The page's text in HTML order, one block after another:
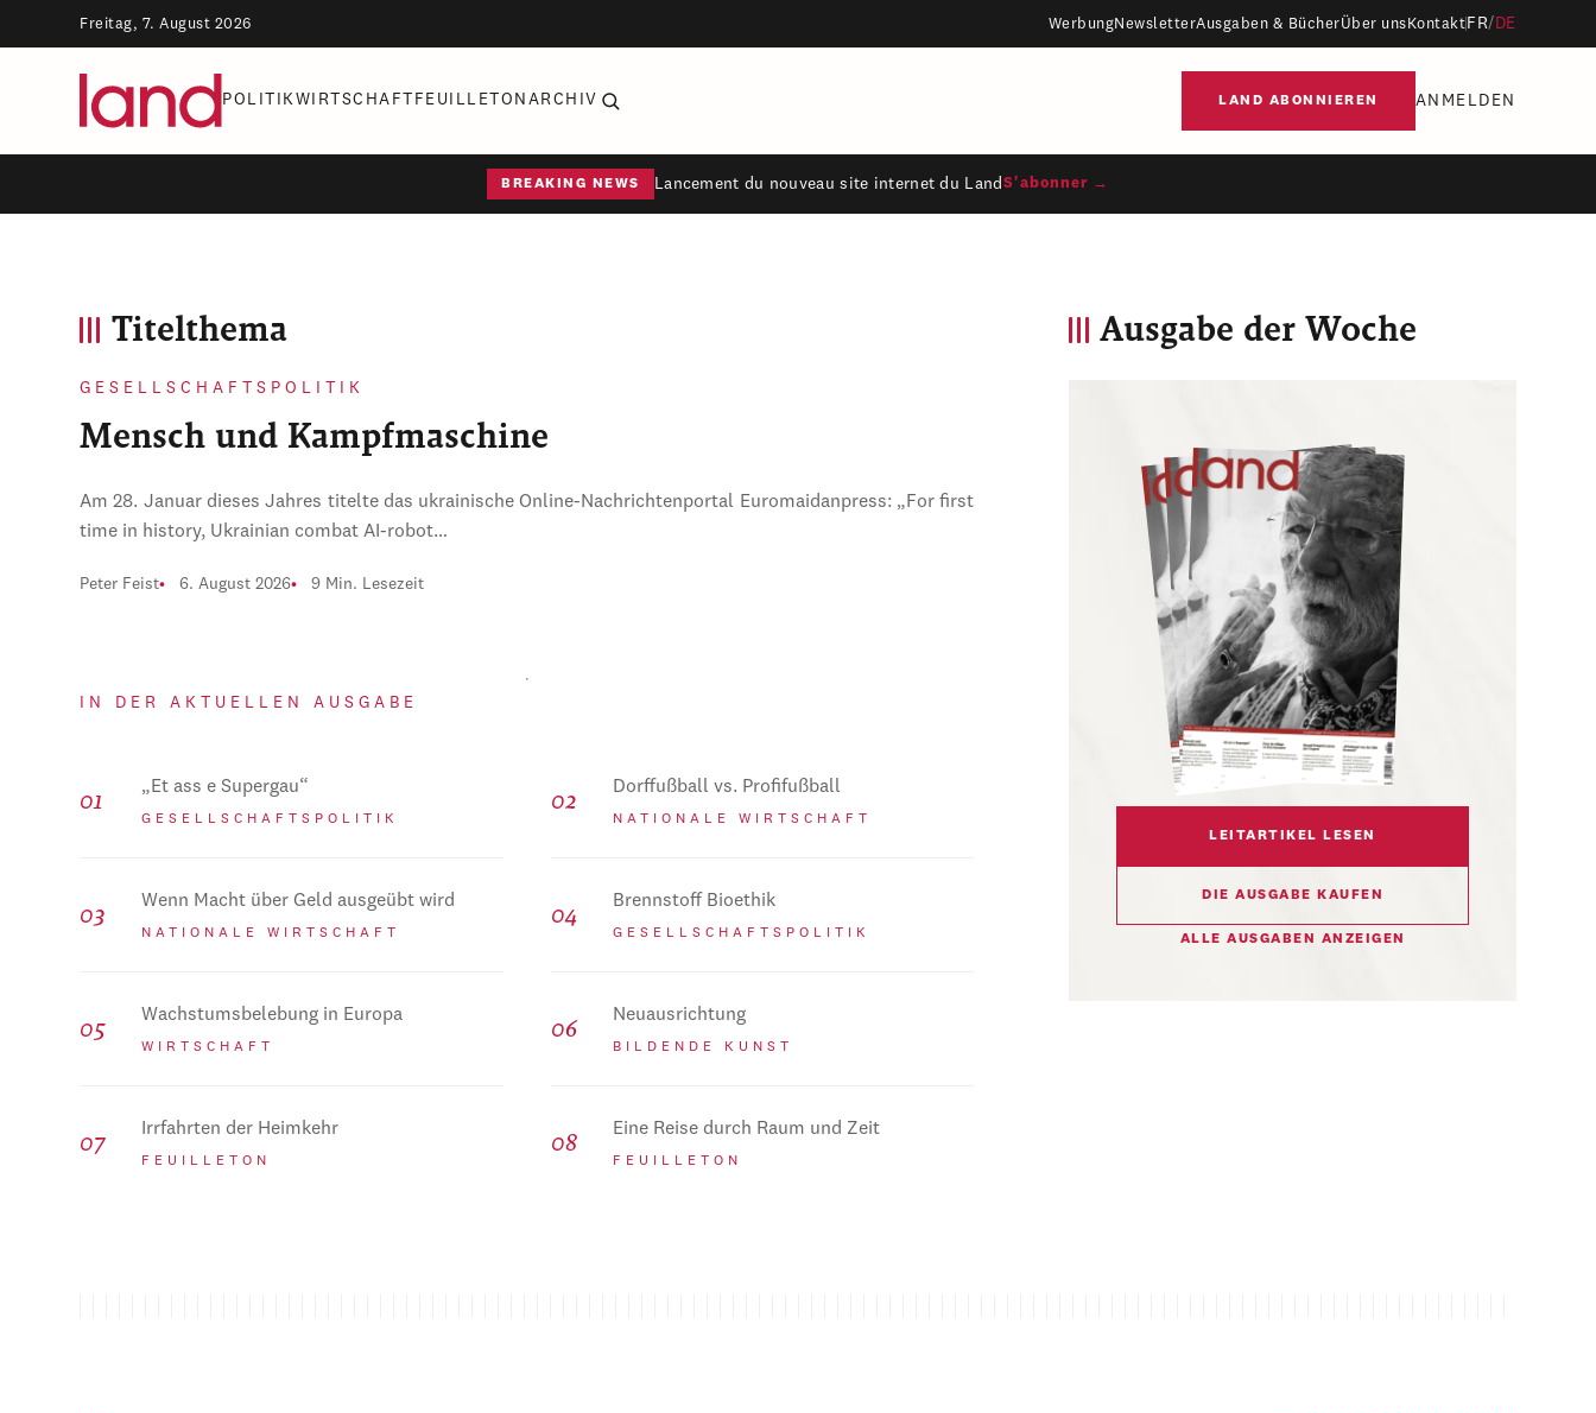
Freitag, 7. August 2026 WerbungNewsletterAusgaben & BücherÜber uns Kontakt FR/ DE
POLITIKWIRTSCHAFT FEUILLETON ARCHIV LAND ABONNIEREN ANMELDEN
BREAKING NEWS Lancement du nouveau site internet du Land S'abonner →
Titelthema
GESELLSCHAFTSPOLITIK
Mensch und Kampfmaschine
Am 28. Januar dieses Jahres titelte das ukrainische Online-Nachrichtenportal Euromaidanpress: „For first
time in history, Ukrainian combat AI-robot…
Peter Feist 6. August 2026 9 Min. Lesezeit
IN DER AKTUELLEN AUSGABE
„Et ass e Supergau“
GESELLSCHAFTSPOLITIK
Dorffußball vs. Profifußball
NATIONALE WIRTSCHAFT
Wenn Macht über Geld ausgeübt wird
NATIONALE WIRTSCHAFT
Brennstoff Bioethik
GESELLSCHAFTSPOLITIK
Wachstumsbelebung in Europa
WIRTSCHAFT
Neuausrichtung
BILDENDE KUNST
Irrfahrten der Heimkehr
FEUILLETON
Eine Reise durch Raum und Zeit
FEUILLETON
Ausgabe der Woche
LEITARTIKEL LESEN
DIE AUSGABE KAUFEN
ALLE AUSGABEN ANZEIGEN